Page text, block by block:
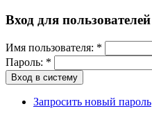
Вход для пользователей
Имя пользователя: *
Пароль: *
Запросить новый пароль